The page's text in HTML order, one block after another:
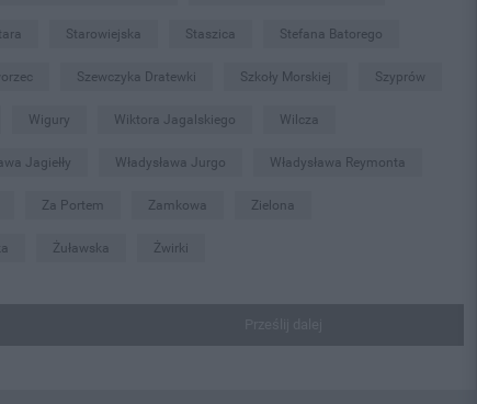
Starowiejska Staszica Stefana Batorego
Szewczyka Dratewki Szkoły Morskiej Szyprów
Wigury Wiktora Jagalskiego Wilcza
Jagiełły Władysława Jurgo Władysława Reymonta
Za Portem Zamkowa Zielona
Żuławska Żwirki